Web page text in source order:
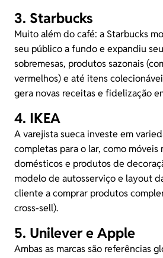
3. Starbucks
Muito além do café: a Starbucks
seu público a fundo e expandiu
sobremesas, produtos sazonais
vermelhos) e até itens
gera novas receitas e fidelização
4. IKEA
A varejista sueca investe em
completas para o lar, como
domésticos e produtos de
modelo de autosserviço e layout
cliente a comprar produtos
cross-sell).
5. Unilever e Apple
Ambas as marcas são referências